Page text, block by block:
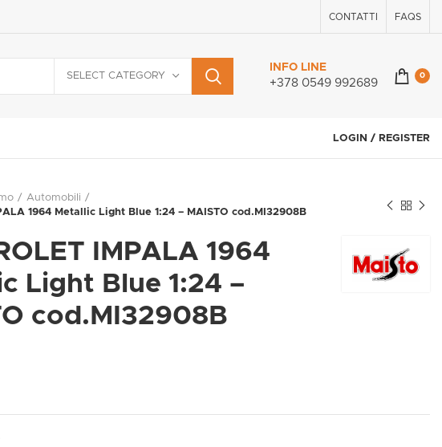
CONTATTI FAQS
SELECT CATEGORY
INFO LINE
+378 0549 992689
0
LOGIN / REGISTER
Automobili
1964 Metallic Light Blue 1:24 – MAISTO cod.MI32908B
IMPALA 1964
Light Blue 1:24 –
cod.MI32908B